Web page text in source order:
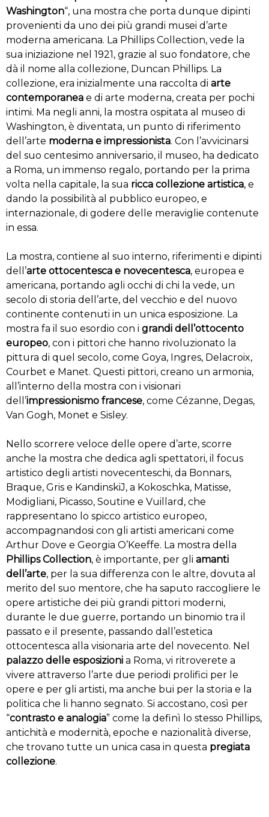
Washington“, una mostra che porta dunque dipinti
provenienti da uno dei più grandi musei d’arte
moderna americana. La Phillips Collection, vede la
sua iniziazione nel 1921, grazie al suo fondatore, che
dà il nome alla collezione, Duncan Phillips. La
collezione, era inizialmente una raccolta di arte
contemporanea e di arte moderna, creata per pochi
intimi. Ma negli anni, la mostra ospitata al museo di
Washington, è diventata, un punto di riferimento
dell’arte moderna e impressionista. Con l’avvicinarsi
del suo centesimo anniversario, il museo, ha dedicato
a Roma, un immenso regalo, portando per la prima
volta nella capitale, la sua ricca collezione artistica, e
dando la possibilità al pubblico europeo, e
internazionale, di godere delle meraviglie contenute
in essa.
La mostra, contiene al suo interno, riferimenti e dipinti
dell’arte ottocentesca e novecentesca, europea e
americana, portando agli occhi di chi la vede, un
secolo di storia dell’arte, del vecchio e del nuovo
continente contenuti in un unica esposizione. La
mostra fa il suo esordio con i grandi dell’ottocento
europeo, con i pittori che hanno rivoluzionato la
pittura di quel secolo, come Goya, Ingres, Delacroix,
Courbet e Manet. Questi pittori, creano un armonia,
all’interno della mostra con i visionari
dell’impressionismo francese, come Cézanne, Degas,
Van Gogh, Monet e Sisley.
Nello scorrere veloce delle opere d’arte, scorre
anche la mostra che dedica agli spettatori, il focus
artistico degli artisti novecenteschi, da Bonnars,
Braque, Gris e KandinskiJ, a Kokoschka, Matisse,
Modigliani, Picasso, Soutine e Vuillard, che
rappresentano lo spicco artistico europeo,
accompagnandosi con gli artisti americani come
Arthur Dove e Georgia O’Keeffe. La mostra della
Phillips Collection, è importante, per gli amanti
dell’arte, per la sua differenza con le altre, dovuta al
merito del suo mentore, che ha saputo raccogliere le
opere artistiche dei più grandi pittori moderni,
durante le due guerre, portando un binomio tra il
passato e il presente, passando dall’estetica
ottocentesca alla visionaria arte del novecento. Nel
palazzo delle esposizioni a Roma, vi ritroverete a
vivere attraverso l’arte due periodi prolifici per le
opere e per gli artisti, ma anche bui per la storia e la
politica che li hanno segnato. Si accostano, così per
“contrasto e analogia” come la definì lo stesso Phillips,
antichità e modernità, epoche e nazionalità diverse,
che trovano tutte un unica casa in questa pregiata
collezione.